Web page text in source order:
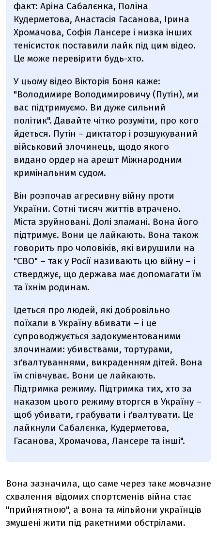
факт: Аріна Сабалєнка, Поліна
Кудерметова, Анастасія Гасанова, Ірина
Хромачова, Софія Лансере і низка інших
тенісисток поставили лайк під цим відео.
Це може перевірити будь-хто.
У цьому відео Вікторія Боня каже:
"Володимире Володимировичу (Путін), ми
вас підтримуємо. Ви дуже сильний
політик". Давайте чітко розуміти, про кого
йдеться. Путін – диктатор і розшукуваний
військовий злочинець, щодо якого
видано ордер на арешт Міжнародним
кримінальним судом.
Він розпочав агресивну війну проти
України. Сотні тисяч життів втрачено.
Міста зруйновані. Долі зламані. Вона його
підтримує. Вони це лайкають. Вона також
говорить про чоловіків, які вирушили на
"СВО" – так у Росії називають цю війну – і
стверджує, що держава має допомагати їм
та їхнім родинам.
Ідеться про людей, які добровільно
поїхали в Україну вбивати – і це
супроводжується задокументованими
злочинами: убивствами, тортурами,
зґвалтуваннями, викраденням дітей. Вона
їм співчуває. Вони це лайкають.
Підтримка режиму. Підтримка тих, хто за
наказом цього режиму вторгся в Україну –
щоб убивати, грабувати і ґвалтувати. Це
лайкнули Сабалєнка, Кудерметова,
Гасанова, Хромачова, Лансере та інші".
Вона зазначила, що саме через таке мовчазне
схвалення відомих спортсменів війна стає
"прийнятною", а вона та мільйони українців
змушені жити під ракетними обстрілами.